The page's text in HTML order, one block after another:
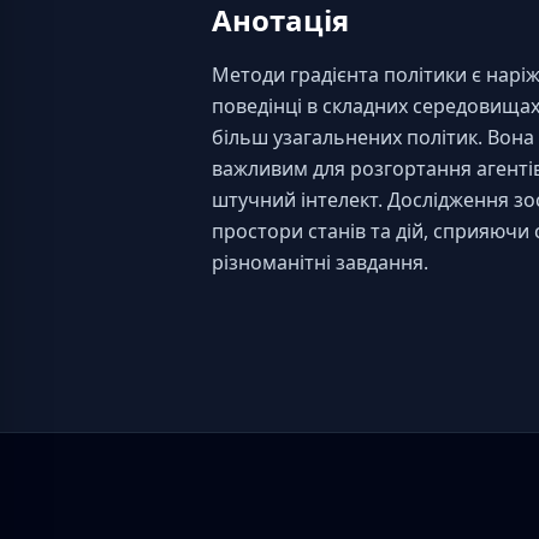
Анотація
Методи градієнта політики є
поведінці в складних
більш узагальнених політик.
важливим для розгортання
штучний інтелект. Дослідження
простори станів та дій,
різноманітні завдання.